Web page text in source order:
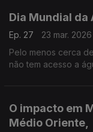
Dia Mundial da
Ep. 27
23 mar. 2026
Pelo menos cerca
não tem acesso a
O impacto em
Médio Oriente,